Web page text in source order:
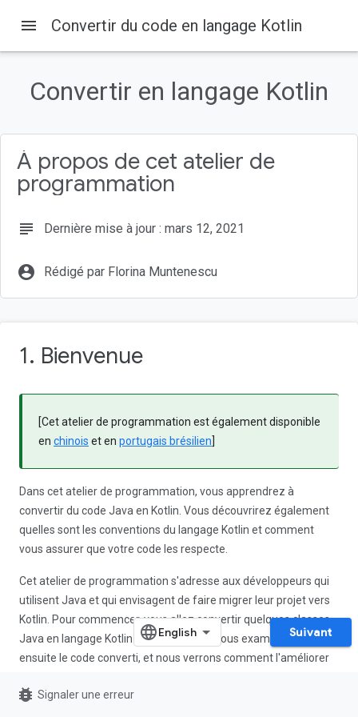
menu Convertir du code en langage Kotlin
Convertir en langage Kotlin
À propos de cet atelier de
programmation
subject Dernière mise à jour : mars 12, 2021
account_circle Rédigé par Florina Muntenescu
1. Bienvenue
[Cet atelier de programmation est également disponible
en chinois et en portugais brésilien]
Dans cet atelier de programmation, vous apprendrez à
convertir du code Java en Kotlin. Vous découvrirez également
quelles sont les conventions du langage Kotlin et comment
vous assurer que votre code les respecte.
Cet atelier de programmation s'adresse aux développeurs qui
utilisent Java et qui envisagent de faire migrer leur projet vers
Kotlin. Pour commencer, vous allez convertir quelques classes
Java en langage Kotlin à l'aide de l'IDE. Nous examinerons
ensuite le code converti, et nous verrons comment l'améliorer
courants.
Suivant
bug_report Signaler une erreur